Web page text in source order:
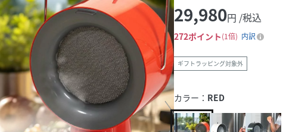
29,980円 /税込
272ポイント 1倍 内訳
ギフトラッピング対象外
カラー： RED